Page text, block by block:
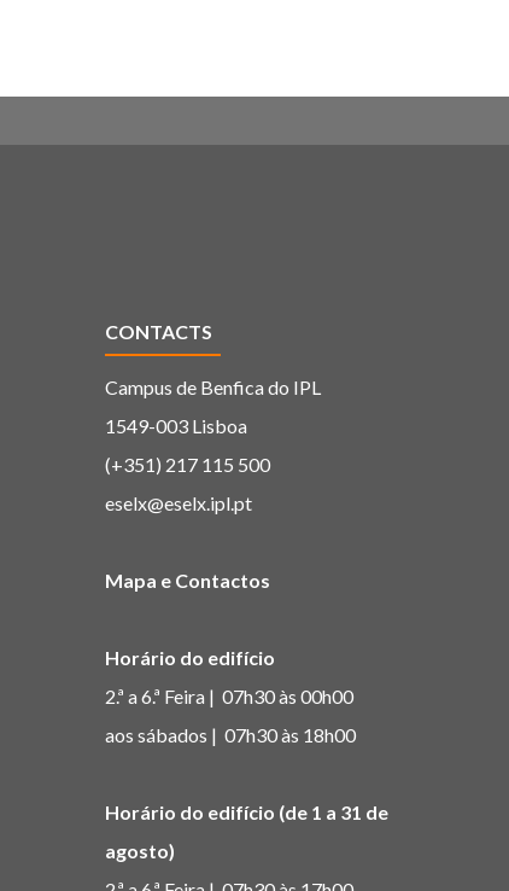
CONTACTS
Campus de Benfica do IPL
1549-003 Lisboa
(+351) 217 115 500
eselx@eselx.ipl.pt
Mapa e Contactos
Horário do edifício
2.ª a 6.ª Feira | 07h30 às 00h00
aos sábados | 07h30 às 18h00
Horário do edifício (de 1 a 31 de
agosto)